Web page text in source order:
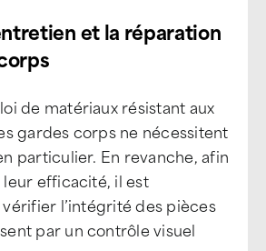
et la réparation
de matériaux résistant aux
gardes corps ne nécessitent
particulier. En revanche, afin
efficacité, il est
l’intégrité des pièces
par un contrôle visuel